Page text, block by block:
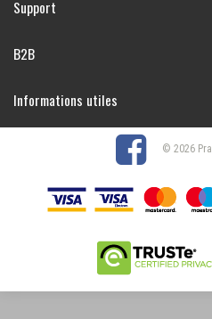
Support
B2B
Informations utiles
© 2026